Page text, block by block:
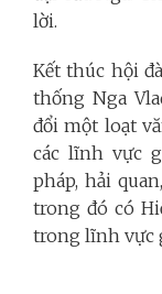
lời.
Kết thúc hội
thống Nga
đổi một loạt
các lĩnh vực
pháp, hải
trong đó có
trong lĩnh vực